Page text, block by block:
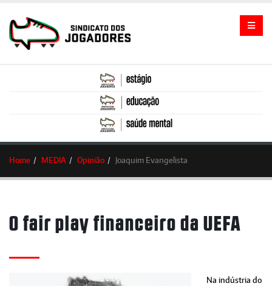
Home MEDIA Opinião Joaquim Evangelista
O fair play financeiro da UEFA
Na indústria do